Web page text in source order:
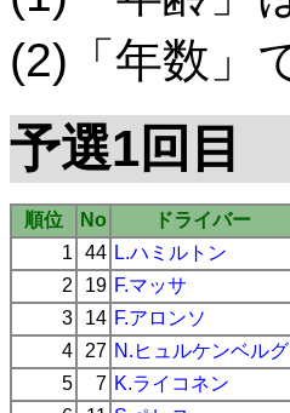
(2)「年数」
予選1回目
順位 No ドライバー
1
44 L.ハミルトン
2
19 F.マッサ
3
14 F.アロンソ
4
27 N.ヒュルケンベルグ
5
7 K.ライコネン